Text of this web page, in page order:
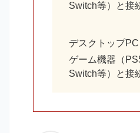
Switch等）と接
デスクトップ
ゲーム機器（
Switch等）と接